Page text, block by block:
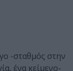
-σταθμός στην
ένα κείμενο-